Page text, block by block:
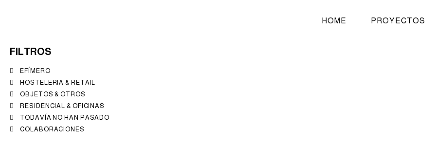
HOME PROYECTOS
FILTROS
EFÍMERO
HOSTELERIA & RETAIL
OBJETOS & OTROS
RESIDENCIAL & OFICINAS
TODAVÍA NO HAN PASADO
COLABORACIONES